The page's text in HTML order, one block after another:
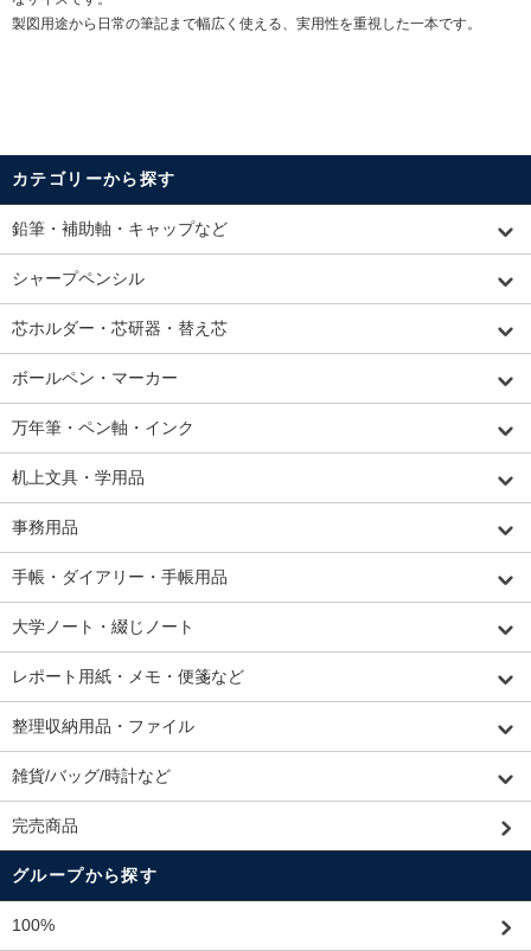
製図用途から日常の筆記まで幅広く使える、実用性を重視した一本です。
カテゴリーから探す
鉛筆・補助軸・キャップなど
シャープペンシル
芯ホルダー・芯研器・替え芯
ボールペン・マーカー
万年筆・ペン軸・インク
机上文具・学用品
事務用品
手帳・ダイアリー・手帳用品
大学ノート・綴じノート
レポート用紙・メモ・便箋など
整理収納用品・ファイル
雑貨/バッグ/時計など
完売商品
グループから探す
100%